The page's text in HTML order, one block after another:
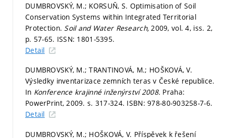
DUMBROVSKÝ, M.; KORSUŇ, S. Optimisation of Soil
Conservation Systems within Integrated Territorial
Protection. Soil and Water Research, 2009, vol. 4, iss. 2,
p. 57-65. ISSN: 1801-5395.
Detail
DUMBROVSKÝ, M.; TRANTINOVÁ, M.; HOŠKOVÁ, V.
Výsledky inventarizace zemních teras v České republice.
In Konference krajinné inženýrství 2008. Praha:
PowerPrint, 2009.s. 317-324. ISBN: 978-80-903258-7-6.
Detail
DUMBROVSKÝ, M.; HOŠKOVÁ, V. Příspěvek k řešení